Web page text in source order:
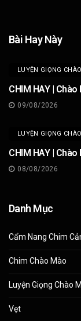
Bài Hay Này
LUYỆN GIỌNG
CHIM HAY |
09/08/2026
LUYỆN GIỌNG
CHIM HAY |
08/08/2026
Danh Mục
Cẩm Nang Chim
Chim Chào Mào
Luyện Giọng Chào
Vẹt